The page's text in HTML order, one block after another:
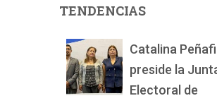
tTENDENCIAS
Catalina
preside la
Electoral de